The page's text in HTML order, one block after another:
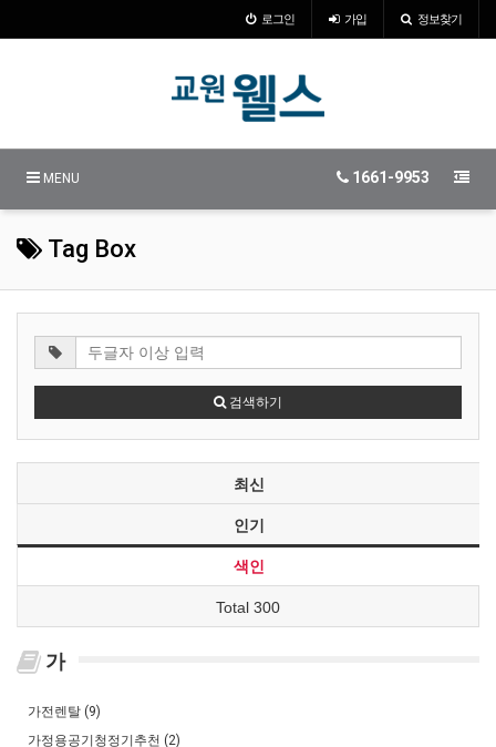
로그인 가입 정보찾기
MENU 1661-9953
Tag Box
검색하기
최신
인기
색인
Total 300
가
가전렌탈 (9)
가정용공기청정기추천 (2)